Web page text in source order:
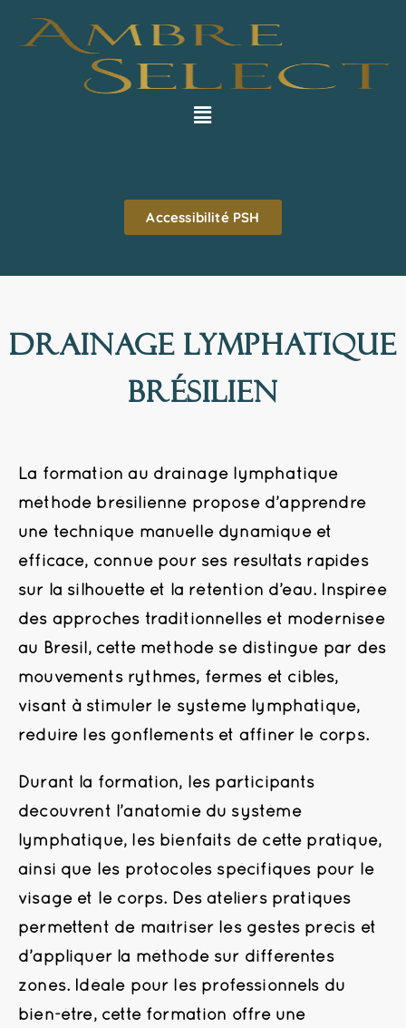
Accessibilité PSH
drainage lymphatique
brésilien
La formation au drainage lymphatique
méthode brésilienne propose d’apprendre
une technique manuelle dynamique et
efficace, connue pour ses résultats rapides
sur la silhouette et la rétention d’eau. Inspirée
des approches traditionnelles et modernisée
au Brésil, cette méthode se distingue par des
mouvements rythmés, fermes et ciblés,
visant à stimuler le système lymphatique,
réduire les gonflements et affiner le corps.
Durant la formation, les participants
découvrent l’anatomie du système
lymphatique, les bienfaits de cette pratique,
ainsi que les protocoles spécifiques pour le
visage et le corps. Des ateliers pratiques
permettent de maîtriser les gestes précis et
d’appliquer la méthode sur différentes
zones. Idéale pour les professionnels du
bien-être, cette formation offre une